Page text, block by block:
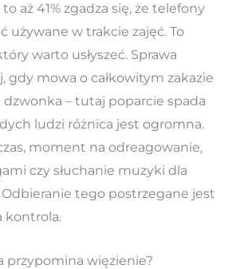
aż 41% zgadza się, że telefony
używane w trakcie zajęć. To
warto usłyszeć. Sprawa
gdy mowa o całkowitym zakazie
– tutaj poparcie spada
ludzi różnica jest ogromna.
moment na odreagowanie,
czy słuchanie muzyki dla
tego postrzegane jest
kontrola.
przypomina więzienie?